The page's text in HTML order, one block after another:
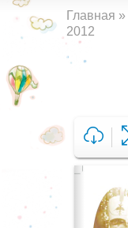
Главная »
2012